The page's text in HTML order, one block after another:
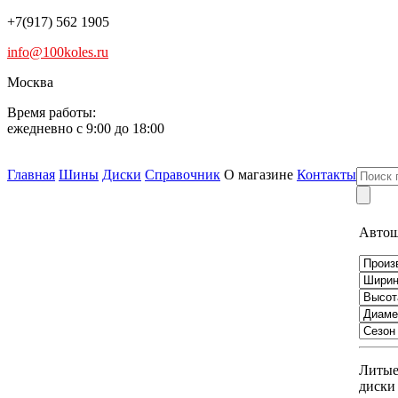
+7(917) 562 1905
info@100koles.ru
Москва
Время работы:
ежедневно с 9:00 до 18:00
Главная Шины Диски Справочник О магазине Контакты
Литые
диски